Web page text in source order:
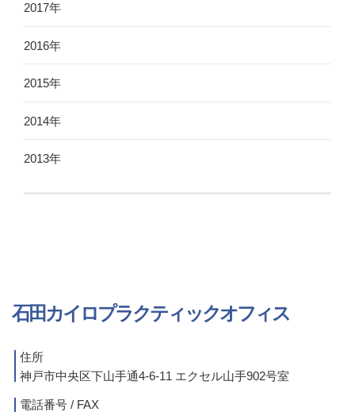
2017年
2016年
2015年
2014年
2013年
石田カイロプラクティックオフィス
住所
神戸市中央区下山手通4-6-11 エクセル山手902号室
電話番号 / FAX